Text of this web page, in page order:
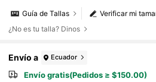
Verificar mi
Guía de Tallas
¿No es tu talla? Dinos
Envío a Ecuador
Envío gratis(Pedidos ≥ $150.00)